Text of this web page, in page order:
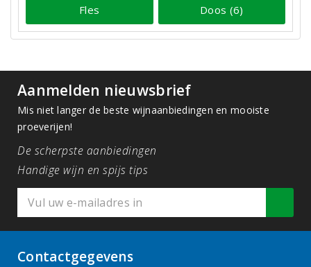
Fles Doos (6)
Aanmelden nieuwsbrief
Mis niet langer de beste wijnaanbiedingen en mooiste
proeverijen!
De scherpste aanbiedingen
Handige wijn en spijs tips
Contactgegevens